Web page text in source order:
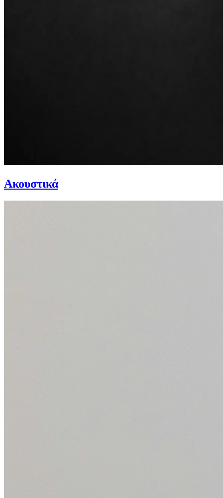
Ακουστικά